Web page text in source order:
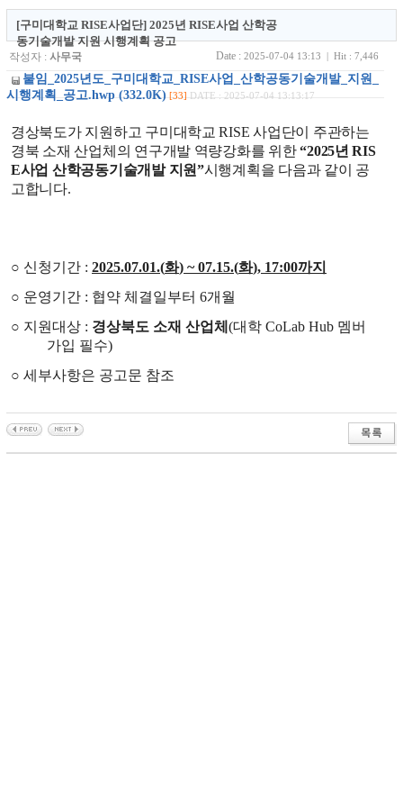
[구미대학교 RISE사업단] 2025년 RISE사업 산학공
동기술개발 지원 시행계획 공고
작성자 : 사무국 Date : 2025-07-04 13:13 | Hit : 7,446
붙임_2025년도_구미대학교_RISE사업_산학공동기술개발_지원_
시행계획_공고.hwp (332.0K) [33] DATE : 2025-07-04 13:13:17
경상북도가 지원하고 구미대학교RISE사업단이 주관하는
경북 소재 산업체의 연구개발 역량강화를 위한“2025년RIS
E사업 산학공동기술개발 지원”시행계획을 다음과 같이 공
고합니다.
○ 신청기간 : 2025.07.01.(화) ~ 07.15.(화), 17:00까지
○ 운영기간 : 협약 체결일부터 6개월
○ 지원대상 : 경상북도 소재 산업체 (대학 CoLab Hub 멤버
가입 필수)
○ 세부사항은 공고문 참조